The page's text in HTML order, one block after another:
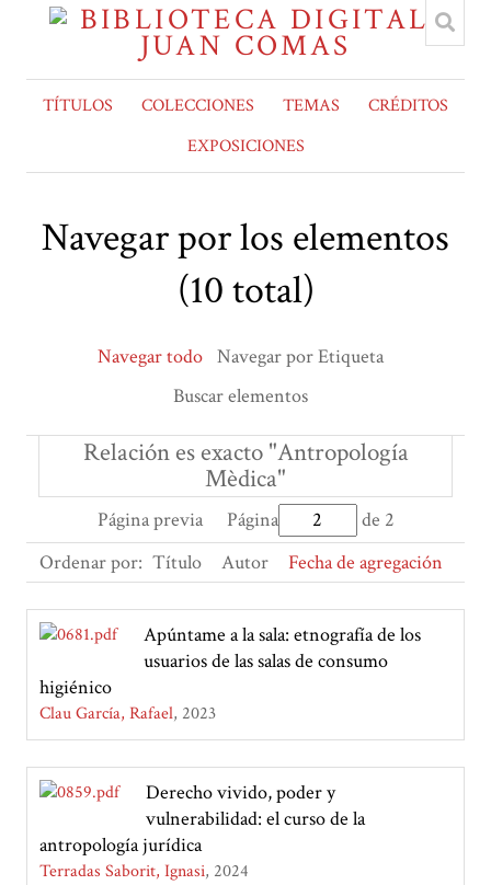
TÍTULOS COLECCIONES TEMAS
CRÉDITOS
EXPOSICIONES
Navegar por los elementos
(10 total)
Navegar todo Navegar por Etiqueta
Buscar elementos
Relación es exacto "Antropología
Mèdica"
Página previa Página
de 2
Ordenar por: Título Autor Fecha de agregación
Apúntame a la sala: etnografía de los
usuarios de las salas de consumo
higiénico
Clau García, Rafael 2023
Derecho vivido, poder y
vulnerabilidad: el curso de la
antropología jurídica
Terradas Saborit, Ignasi 2024